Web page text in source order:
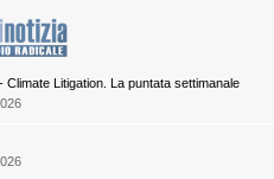
Climate Litigation. La puntata settimanale